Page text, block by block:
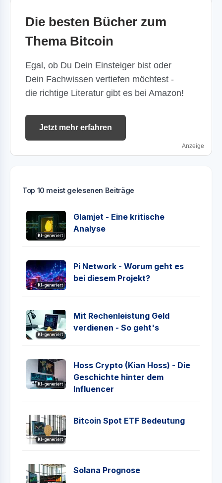
Die besten Bücher zum
Thema Bitcoin
Egal, ob Du Dein Einsteiger bist oder
Dein Fachwissen vertiefen möchtest -
die richtige Literatur gibt es bei Amazon!
Jetzt mehr erfahren
Anzeige
Top 10 meist gelesenen Beiträge
KI-generiert
Glamjet - Eine kritische
Analyse
KI-generiert
Pi Network - Worum geht es
bei diesem Projekt?
KI-generiert
Mit Rechenleistung Geld
verdienen - So geht's
KI-generiert
Hoss Crypto (Kian Hoss) - Die
Geschichte hinter dem
Influencer
KI-generiert
Bitcoin Spot ETF Bedeutung
Solana Prognose